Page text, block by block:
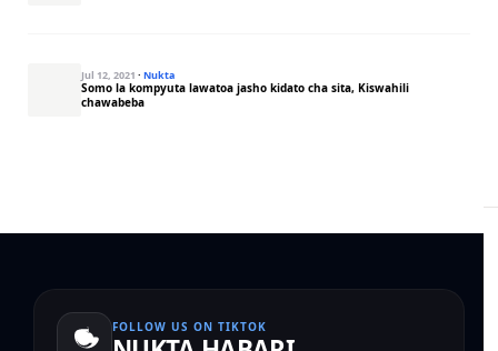
Jul 12, 2021 · Nukta
Somo la kompyuta lawatoa jasho kidato cha sita, Kiswahili
chawabeba
FOLLOW US ON TIKTOK